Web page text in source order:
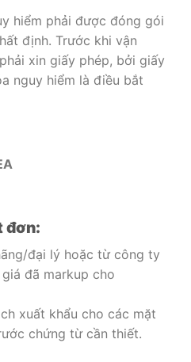
hiểm phải được đóng gói
định. Trước khi vận
xin giấy phép, bởi giấy
nguy hiểm là điều bắt
đơn:
đại lý hoặc từ công ty
đã markup cho
xuất khẩu cho các mặt
chứng từ cần thiết.